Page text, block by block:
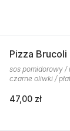
Pizza Brucoli
sos pomidorowy /
czarne oliwki /
47,00 zł